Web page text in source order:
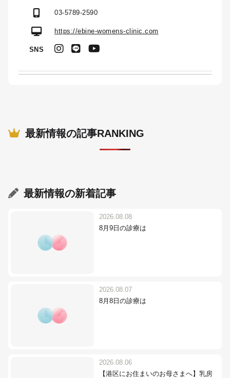
03-5789-2590
https://ebine-womens-clinic.com
SNS
最新情報の記事RANKING
最新情報の新着記事
2026.08.08
8月9日の診療は
2026.08.07
8月8日の診療は
2026.08.06
【港区にお住まいのお母さまへ】乳房